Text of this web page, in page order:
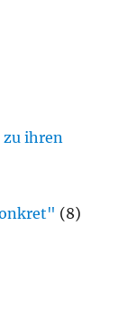
ihren
(8)